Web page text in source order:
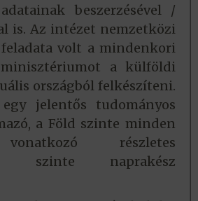
beszerzésével /
is. Az intézet nemzetközi
volt a mindenkori
minisztériumot a külföldi
országból felkészíteni.
jelentős tudományos
a Föld szinte minden
részletes
szinte naprakész